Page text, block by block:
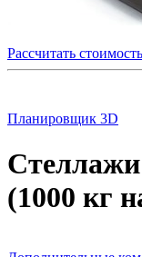
Рассчитать
Планировщик 3D
(1000 кг